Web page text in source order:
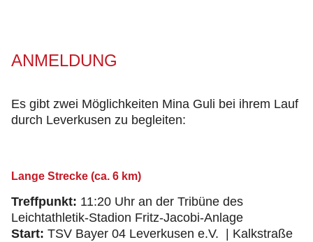
ANMELDUNG
Es gibt zwei Möglichkeiten Mina Guli bei ihrem Lauf
durch Leverkusen zu begleiten:
Lange Strecke (ca. 6 km)
Treffpunkt: 11:20 Uhr an der Tribüne des
Leichtathletik-Stadion Fritz-Jacobi-Anlage
Start: TSV Bayer 04 Leverkusen e.V. | Kalkstraße